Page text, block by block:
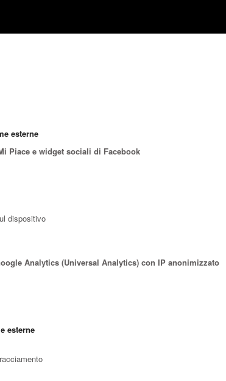
esterne
Piace e widget sociali di Facebook
dispositivo
Analytics (Universal Analytics) con IP anonimizzato
esterne